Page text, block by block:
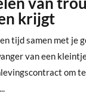
krijgt
tijd samen met je
van een
om